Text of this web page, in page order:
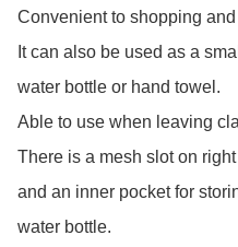
Convenient to shopping
It can also be used as a
water bottle or hand towel.
Able to use when leaving
There is a mesh slot on
and an inner pocket for
water bottle.